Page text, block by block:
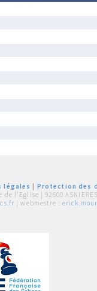
légales
Protection des
de l'Eglise | 92600
| webmestre :